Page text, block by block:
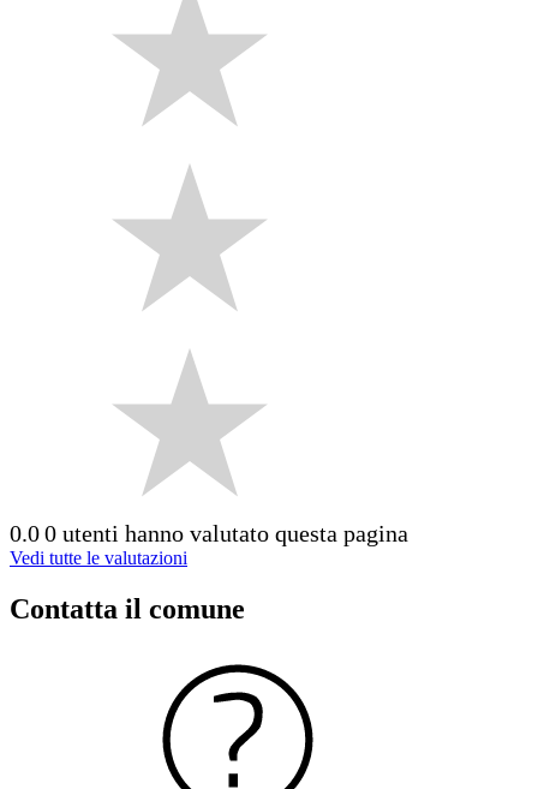
0.00 utenti hanno valutato questa pagina
Vedi tutte le valutazioni
Contatta il comune